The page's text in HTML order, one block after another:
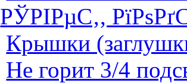
РЎРІРµС‚,
Крышки
Не горит 3/4